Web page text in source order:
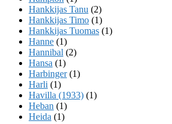
Hankkijas Tanu (2)
Hankkijas Timo (1)
Hankkijas Tuomas (1)
Hanne (1)
Hannibal (2)
Hansa (1)
Harbinger(1)
Harli (1)
Havilla (1933) (1)
Heban (1)
Heida (1)